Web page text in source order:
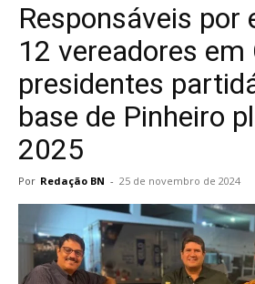
Responsáveis por
12 vereadores em
presidentes
base de Pinheiro
2025
Por Redação BN - 25 de novembro de 2024